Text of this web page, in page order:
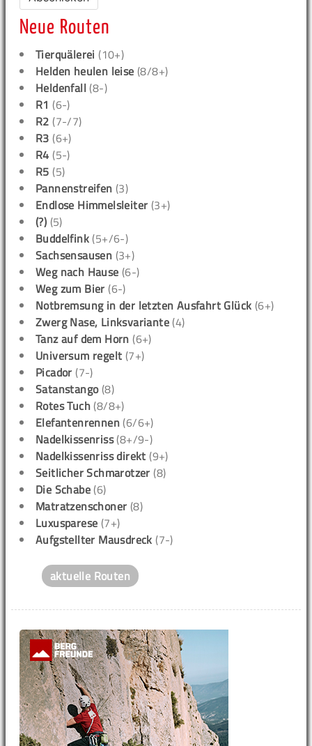
Neue Routen
Tierquälerei (10+)
Helden heulen leise (8/8+)
Heldenfall (8-)
R1 (6-)
R2 (7-/7)
R3 (6+)
R4 (5-)
R5 (5)
Pannenstreifen (3)
Endlose Himmelsleiter (3+)
(?) (5)
Buddelfink (5+/6-)
Sachsensausen (3+)
Weg nach Hause (6-)
Weg zum Bier (6-)
Notbremsung in der letzten Ausfahrt Glück (6+)
Zwerg Nase, Linksvariante (4)
Tanz auf dem Horn (6+)
Universum regelt (7+)
Picador (7-)
Satanstango(8)
Rotes Tuch (8/8+)
Elefantenrennen (6/6+)
Nadelkissenriss(8+/9-)
Nadelkissenriss direkt (9+)
Seitlicher Schmarotzer (8)
Die Schabe (6)
Matratzenschoner (8)
Luxusparese (7+)
Aufgstellter Mausdreck (7-)
aktuelle Routen